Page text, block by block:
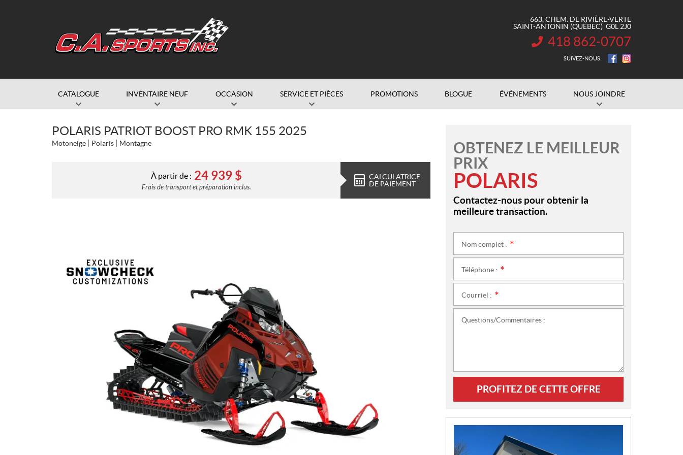
663, CHEM. DE RIVIÈRE-VERTE
SAINT-ANTONIN (QUÉBEC) G0L 2J0
INFORMATION :
418 862-0707
SUIVEZ-NOUS
CATALOGUE INVENTAIRE NEUF OCCASION SERVICE ET PIÈCES PROMOTIONS BLOGUE ÉVÉNEMENTS NOUS JOINDRE
POLARIS PATRIOT BOOST PRO RMK 155 2025
Motoneige Polaris Montagne
À partir de : 24 939 $
Frais de transport et préparation inclus.
CALCULATRICE
DE PAIEMENT
OBTENEZ LE MEILLEUR
PRIX
POLARIS
Contactez-nous pour obtenir la
meilleure transaction.
Nom complet :
Téléphone :
Courriel :
Questions/Commentaires :
PROFITEZ DE CETTE OFFRE
O